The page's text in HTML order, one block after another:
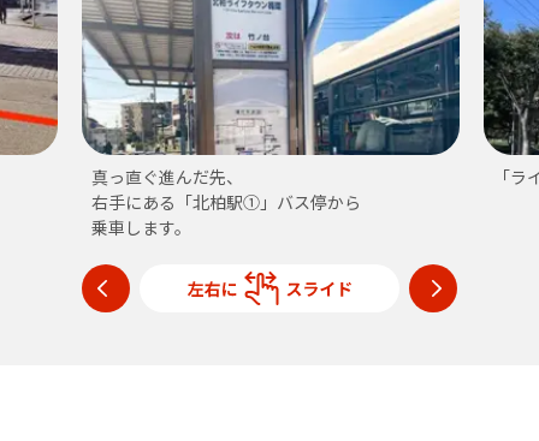
真っ直ぐ進んだ先、
右手にある「北柏駅①」バス停から
乗車します。
「